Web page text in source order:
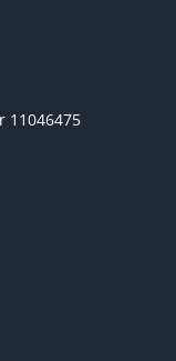
11046475